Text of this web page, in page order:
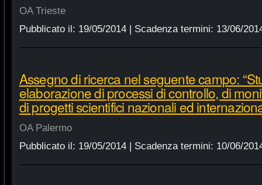
OA Trieste
Pubblicato il: 19/05/2014| Scadenza termini: 13/06/
Assegno di ricerca nel seguente campo:
elaborazione di processi di controllo, di
di progetti scientifici nazionali ed
OA Palermo
Pubblicato il: 19/05/2014| Scadenza termini: 10/06/